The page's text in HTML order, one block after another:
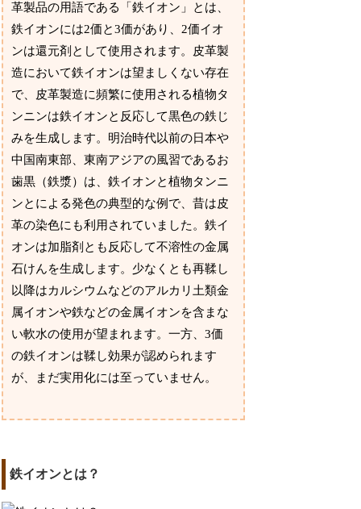
革製品の用語である「鉄イオン」とは、
鉄イオンには2価と3価があり、2価イオ
ンは還元剤として使用されます。皮革製
造において鉄イオンは望ましくない存在
で、皮革製造に頻繁に使用される植物タ
ンニンは鉄イオンと反応して黒色の鉄じ
みを生成します。明治時代以前の日本や
中国南東部、東南アジアの風習であるお
歯黒（鉄漿）は、鉄イオンと植物タンニ
ンとによる発色の典型的な例で、昔は皮
革の染色にも利用されていました。鉄イ
オンは加脂剤とも反応して不溶性の金属
石けんを生成します。少なくとも再鞣し
以降はカルシウムなどのアルカリ土類金
属イオンや鉄などの金属イオンを含まな
い軟水の使用が望まれます。一方、3価
の鉄イオンは鞣し効果が認められます
が、まだ実用化には至っていません。
鉄イオンとは？